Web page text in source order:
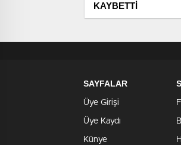
KAYBETTİ
SAYFALAR
Üye Girişi
Üye Kaydı
Künye